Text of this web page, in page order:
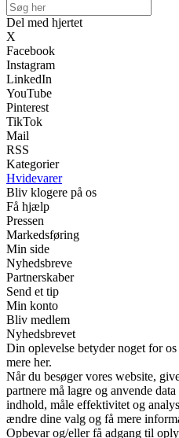
Del med hjertet
X
Facebook
Instagram
LinkedIn
YouTube
Pinterest
TikTok
Mail
RSS
Kategorier
Hvidevarer
Bliv klogere på os
Få hjælp
Pressen
Markedsføring
Min side
Nyhedsbreve
Partnerskaber
Send et tip
Min konto
Bliv medlem
Nyhedsbrevet
Din oplevelse betyder noget for
mere her.
Når du besøger vores website,
partnere må lagre og anvende
indhold, måle effektivitet og
ændre dine valg og få mere
Opbevar og/eller få adgang til